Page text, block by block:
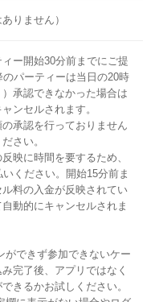
りません）
ー開始30分前までにご提
パーティーは当日の20時
承認できなかった場合は
ンセルされます。
承認を行っておりません
さい。
映に時間を要するため、
ください。開始15分前ま
料の入金が反映されてい
動的にキャンセルされま
ができず参加できないケー
完了後、アプリではなく
きるかお試しください。